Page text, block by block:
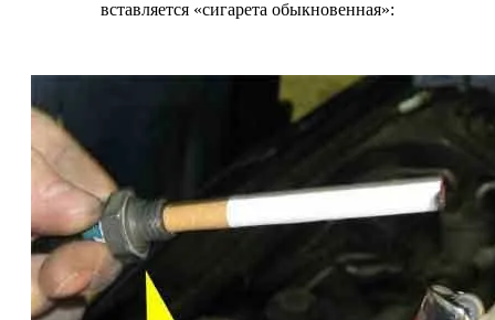
вставляется «сигарета обыкновенная»: